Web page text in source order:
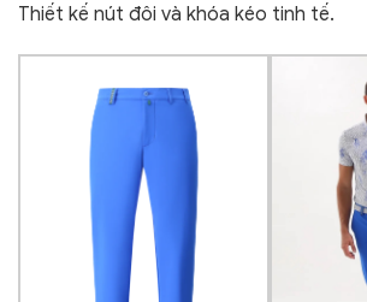
Thiết kế nút đôi và khóa kéo tinh tế.